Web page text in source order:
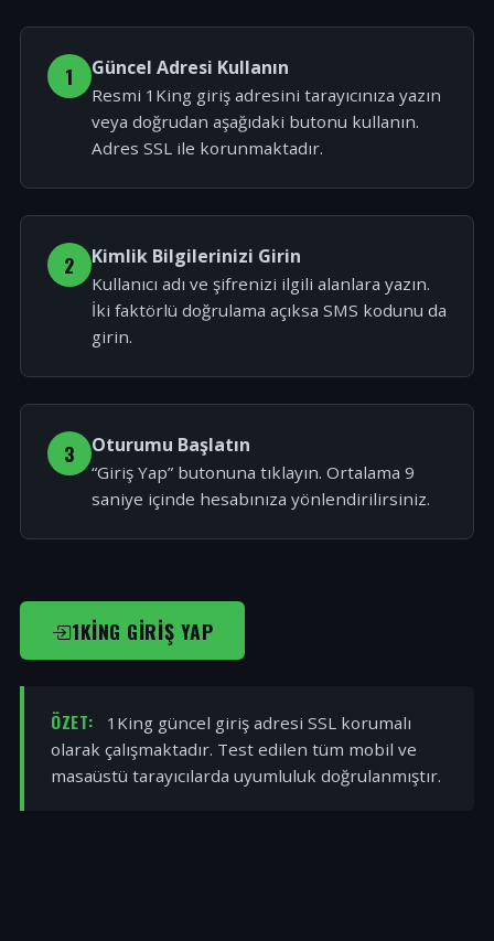
1 Güncel Adresi Kullanın
Resmi 1King giriş adresini tarayıcınıza yazın
veya doğrudan aşağıdaki butonu kullanın.
Adres SSL ile korunmaktadır.
2 Kimlik Bilgilerinizi Girin
Kullanıcı adı ve şifrenizi ilgili alanlara yazın.
İki faktörlü doğrulama açıksa SMS kodunu da
girin.
3 Oturumu Başlatın
“Giriş Yap” butonuna tıklayın. Ortalama 9
saniye içinde hesabınıza yönlendirilirsiniz.
1KING GIRIŞ YAP
ÖZET:
1King güncel giriş adresi SSL korumalı
olarak çalışmaktadır. Test edilen tüm mobil ve
masaüstü tarayıcılarda uyumluluk doğrulanmıştır.